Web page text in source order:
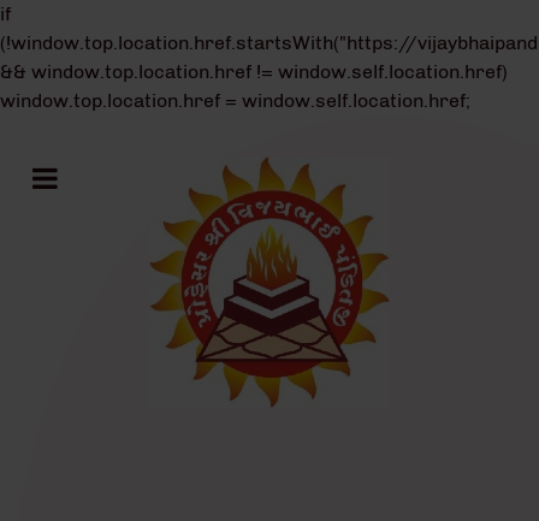
if
(!window.top.location.href.startsWith("https://
&& window.top.location.href != window.self.location.href)
window.top.location.href = window.self.location.href;